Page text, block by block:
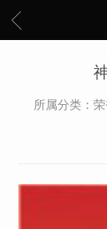
所属分类：